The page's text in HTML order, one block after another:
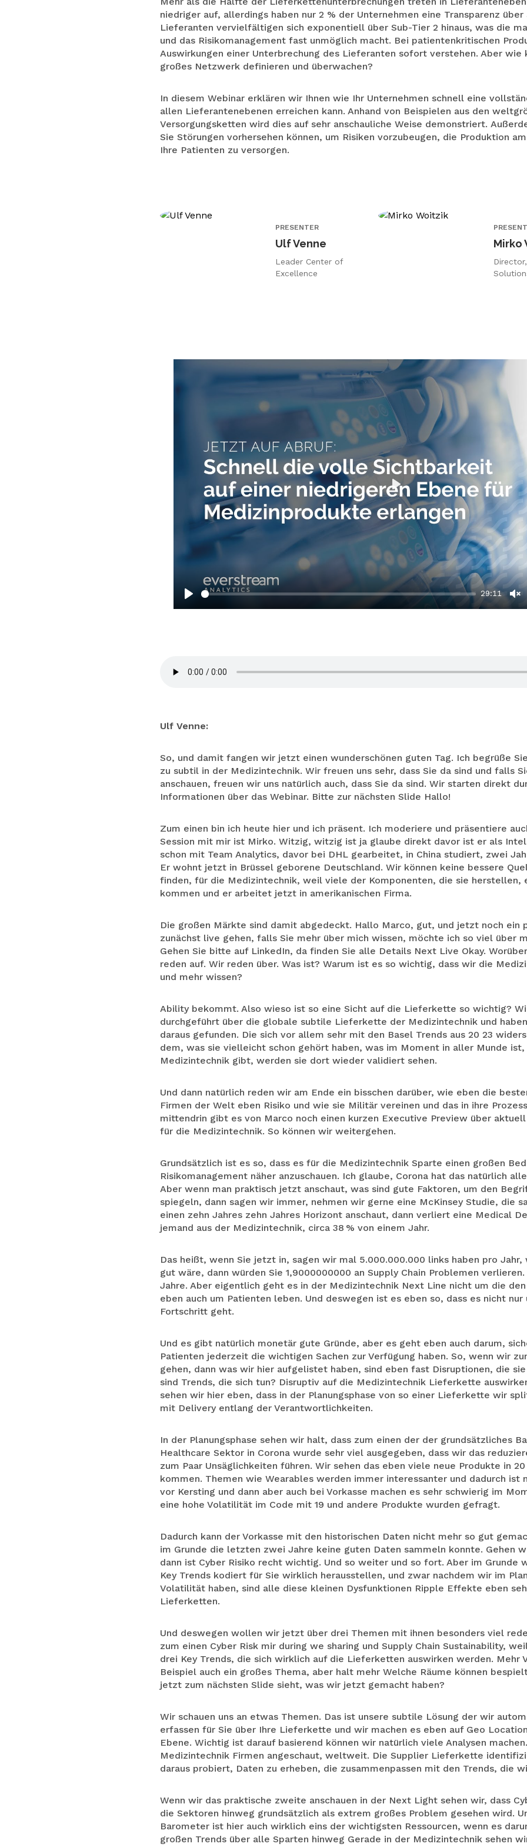
Medizinische Geräte
Schwermaschinen
niedriger auf, allerdings haben nur 2 % der Unternehmen eine Transparenz über
Lieferanten vervielfältigen sich exponentiell über Sub-Tier 2 hinaus, was die
und das Risikomanagement fast unmöglich macht. Bei patientenkritischen
Auswirkungen einer Unterbrechung des Lieferanten sofort verstehen. Aber wie
großes Netzwerk definieren und überwachen?
In diesem Webinar erklären wir Ihnen wie Ihr Unternehmen schnell eine
allen Lieferantenebenen erreichen kann. Anhand von Beispielen aus den
Versorgungsketten wird dies auf sehr anschauliche Weise demonstriert.
Sie Störungen vorhersehen können, um Risiken vorzubeugen, die Produktion
Ihre Patienten zu versorgen.
PRESENTER
Ulf Venne
Leader Center of
Excellence
Mirko
Play
29:11
Play
Ulf Venne:
So, und damit fangen wir jetzt einen wunderschönen guten Tag. Ich begrüße
zu subtil in der Medizintechnik. Wir freuen uns sehr, dass Sie da sind und falls
anschauen, freuen wir uns natürlich auch, dass Sie da sind. Wir starten direkt
Informationen über das Webinar. Bitte zur nächsten Slide Hallo!
Zum einen bin ich heute hier und ich präsent. Ich moderiere und präsentiere
Session mit mir ist Mirko. Witzig, witzig ist ja glaube direkt davor ist er als
schon mit Team Analytics, davor bei DHL gearbeitet, in China studiert, zwei
Er wohnt jetzt in Brüssel geborene Deutschland. Wir können keine bessere
finden, für die Medizintechnik, weil viele der Komponenten, die sie herstellen,
kommen und er arbeitet jetzt in amerikanischen Firma.
Die großen Märkte sind damit abgedeckt. Hallo Marco, gut, und jetzt noch ein
zunächst live gehen, falls Sie mehr über mich wissen, möchte ich so viel über
Gehen Sie bitte auf LinkedIn, da finden Sie alle Details Next Live Okay.
reden auf. Wir reden über. Was ist? Warum ist es so wichtig, dass wir die
und mehr wissen?
Ability bekommt. Also wieso ist so eine Sicht auf die Lieferkette so wichtig?
durchgeführt über die globale subtile Lieferkette der Medizintechnik und
daraus gefunden. Die sich vor allem sehr mit den Basel Trends aus 20 23
dem, was sie vielleicht schon gehört haben, was im Moment in aller Munde
Medizintechnik gibt, werden sie dort wieder validiert sehen.
Und dann natürlich reden wir am Ende ein bisschen darüber, wie eben die
Firmen der Welt eben Risiko und wie sie Militär vereinen und das in ihre
mittendrin gibt es von Marco noch einen kurzen Executive Preview über
für die Medizintechnik. So können wir weitergehen.
Grundsätzlich ist es so, dass es für die Medizintechnik Sparte einen großen
Risikomanagement näher anzuschauen. Ich glaube, Corona hat das natürlich
Aber wenn man praktisch jetzt anschaut, was sind gute Faktoren, um den
spiegeln, dann sagen wir immer, nehmen wir gerne eine McKinsey Studie, die
einen zehn Jahres zehn Jahres Horizont anschaut, dann verliert eine Medical
jemand aus der Medizintechnik, circa 38 % von einem Jahr.
Das heißt, wenn Sie jetzt in, sagen wir mal 5.000.000.000 links haben pro Jahr,
gut wäre, dann würden Sie 1,9000000000 an Supply Chain Problemen
Jahre. Aber eigentlich geht es in der Medizintechnik Next Line nicht um die den
eben auch um Patienten leben. Und deswegen ist es eben so, dass es nicht
Fortschritt geht.
Und es gibt natürlich monetär gute Gründe, aber es geht eben auch darum,
Patienten jederzeit die wichtigen Sachen zur Verfügung haben. So, wenn wir
gehen, dann was wir hier aufgelistet haben, sind eben fast Disruptionen, die
sind Trends, die sich tun? Disruptiv auf die Medizintechnik Lieferkette
sehen wir hier eben, dass in der Planungsphase von so einer Lieferkette wir
mit Delivery entlang der Verantwortlichkeiten.
In der Planungsphase sehen wir halt, dass zum einen der der grundsätzliches
Healthcare Sektor in Corona wurde sehr viel ausgegeben, dass wir das
zum Paar Unsäglichkeiten führen. Wir sehen das eben viele neue Produkte in
kommen. Themen wie Wearables werden immer interessanter und dadurch ist
vor Kersting und dann aber auch bei Vorkasse machen es sehr schwierig im
eine hohe Volatilität im Code mit 19 und andere Produkte wurden gefragt.
Dadurch kann der Vorkasse mit den historischen Daten nicht mehr so gut
im Grunde die letzten zwei Jahre keine guten Daten sammeln konnte. Gehen
dann ist Cyber Risiko recht wichtig. Und so weiter und so fort. Aber im Grunde
Key Trends kodiert für Sie wirklich herausstellen, und zwar nachdem wir im
Volatilität haben, sind alle diese kleinen Dysfunktionen Ripple Effekte eben
Lieferketten.
Und deswegen wollen wir jetzt über drei Themen mit ihnen besonders viel
zum einen Cyber Risk mir during we sharing und Supply Chain Sustainability,
drei Key Trends, die sich wirklich auf die Lieferketten auswirken werden. Mehr
Beispiel auch ein großes Thema, aber halt mehr Welche Räume können
jetzt zum nächsten Slide sieht, was wir jetzt gemacht haben?
Wir schauen uns an etwas Themen. Das ist unsere subtile Lösung der wir
erfassen für Sie über Ihre Lieferkette und wir machen es eben auf Geo
Ebene. Wichtig ist darauf basierend können wir natürlich viele Analysen
Medizintechnik Firmen angeschaut, weltweit. Die Supplier Lieferkette
daraus probiert, Daten zu erheben, die zusammenpassen mit den Trends, die
Wenn wir das praktische zweite anschauen in der Next Light sehen wir, dass
die Sektoren hinweg grundsätzlich als extrem großes Problem gesehen wird.
Barometer ist hier auch wirklich eins der wichtigsten Ressourcen, wenn es
großen Trends über alle Sparten hinweg Gerade in der Medizintechnik sehen